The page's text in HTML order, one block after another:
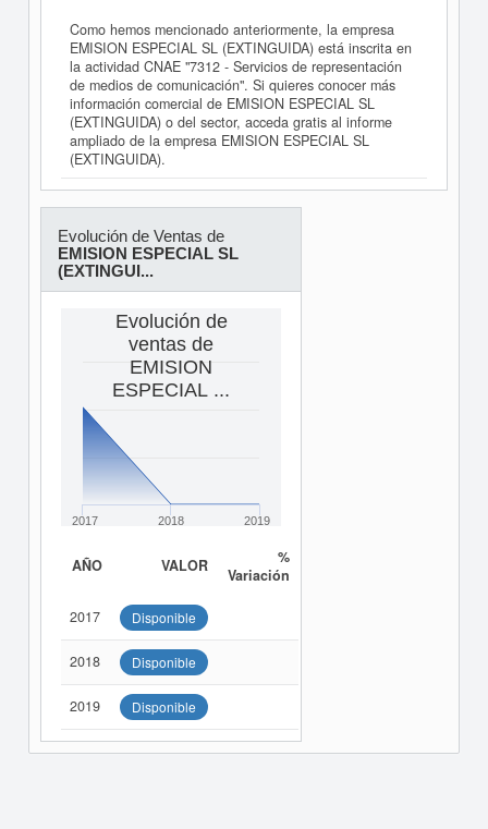
Como hemos mencionado anteriormente, la empresa
EMISION ESPECIAL SL (EXTINGUIDA) está inscrita en
la actividad CNAE "7312 - Servicios de representación
de medios de comunicación". Si quieres conocer más
información comercial de EMISION ESPECIAL SL
(EXTINGUIDA) o del sector, acceda gratis al informe
ampliado de la empresa EMISION ESPECIAL SL
(EXTINGUIDA).
Evolución de Ventas de
EMISION ESPECIAL SL
(EXTINGUI...
Evolución de
ventas de
EMISION
ESPECIAL ...
2017 2018 2019
AÑO VALOR
%
Variación
2017 Disponible
2018 Disponible
2019 Disponible